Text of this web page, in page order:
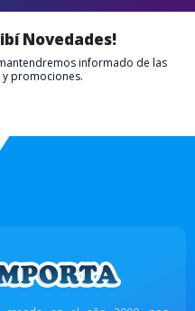
Novedades!
informado de las
promociones.